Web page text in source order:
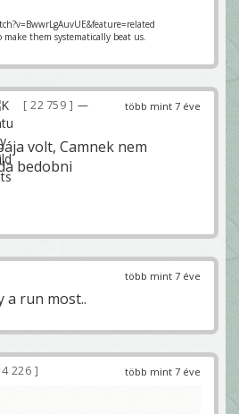
them systematically beat us.
több mint 7 éve
22 759
—
volt, Camnek nem
bedobni
több mint 7 éve
a run most..
több mint 7 éve
4 226